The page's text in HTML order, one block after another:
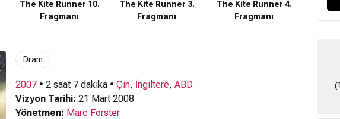
The Kite Runner 10.
Fragmanı
The Kite Runner 3.
Fragmanı
The Kite Runner 4.
Fragmanı
The
Dram
2007 • 2 saat 7 dakika • Çin, İngiltere, ABD
Vizyon Tarihi: 21 Mart 2008
Yönetmen: Marc Forster